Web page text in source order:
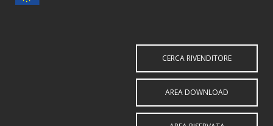
CERCA RIVENDITORE
AREA DOWNLOAD